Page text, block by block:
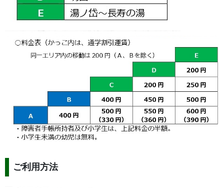
ご利用方法